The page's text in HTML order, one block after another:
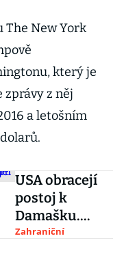
The New York
který je
zprávy z něj
a letošním
USA obracejí
postoj k
Damašku.
Asad v čele
Zahraniční